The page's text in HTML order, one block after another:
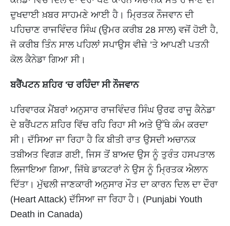
ਦੁਖਦਾਈ ਖ਼ਬਰ ਸਾਹਮਣੇ ਆਈ ਹੈ। ਮ੍ਰਿਤਕ ਨੌਜਵਾਨ ਦੀ
ਪਹਿਚਾਣ ਰਾਜਵਿੰਦਰ ਸਿੰਘ (ਉਮਰ ਕਰੀਬ 28 ਸਾਲ) ਵਜੋਂ ਹੋਈ ਹੈ,
ਜੋ ਕਰੀਬ ਤਿੰਨ ਸਾਲ ਪਹਿਲਾਂ ਸਪਾਉਸ ਵੀਜ਼ੇ ’ਤੇ ਆਪਣੀ ਪਤਨੀ
ਕੋਲ ਕੈਨੇਡਾ ਗਿਆ ਸੀ।
ਬਰੈਂਪਟਨ ਸ਼ਹਿਰ 'ਚ ਰਹਿੰਦਾ ਸੀ ਨੌਜਵਾਨ
ਪਰਿਵਾਰਕ ਮੈਂਬਰਾਂ ਅਨੁਸਾਰ ਰਾਜਵਿੰਦਰ ਸਿੰਘ ਉਰਫ ਰਾਜੂ ਕੈਨੇਡਾ
ਦੇ ਬਰੈਂਪਟਨ ਸ਼ਹਿਰ ਵਿੱਚ ਰਹਿ ਰਿਹਾ ਸੀ ਅਤੇ ਉੱਥੇ ਕੰਮ ਕਰਦਾ
ਸੀ। ਦੱਸਿਆ ਜਾ ਰਿਹਾ ਹੈ ਕਿ ਬੀਤੀ ਰਾਤ ਉਸਦੀ ਅਚਾਨਕ
ਤਬੀਅਤ ਵਿਗੜ ਗਈ, ਜਿਸ ਤੋਂ ਬਾਅਦ ਉਸ ਨੂੰ ਤੁਰੰਤ ਹਸਪਤਾਲ
ਲਿਜਾਇਆ ਗਿਆ, ਜਿੱਥੇ ਡਾਕਟਰਾਂ ਨੇ ਉਸ ਨੂੰ ਮ੍ਰਿਤਕ ਐਲਾਨ
ਦਿੱਤਾ। ਮੁੱਢਲੀ ਜਾਣਕਾਰੀ ਅਨੁਸਾਰ ਮੌਤ ਦਾ ਕਾਰਨ ਦਿਲ ਦਾ ਦੌਰਾ
(Heart Attack) ਦੱਸਿਆ ਜਾ ਰਿਹਾ ਹੈ। (Punjabi Youth
Death in Canada)